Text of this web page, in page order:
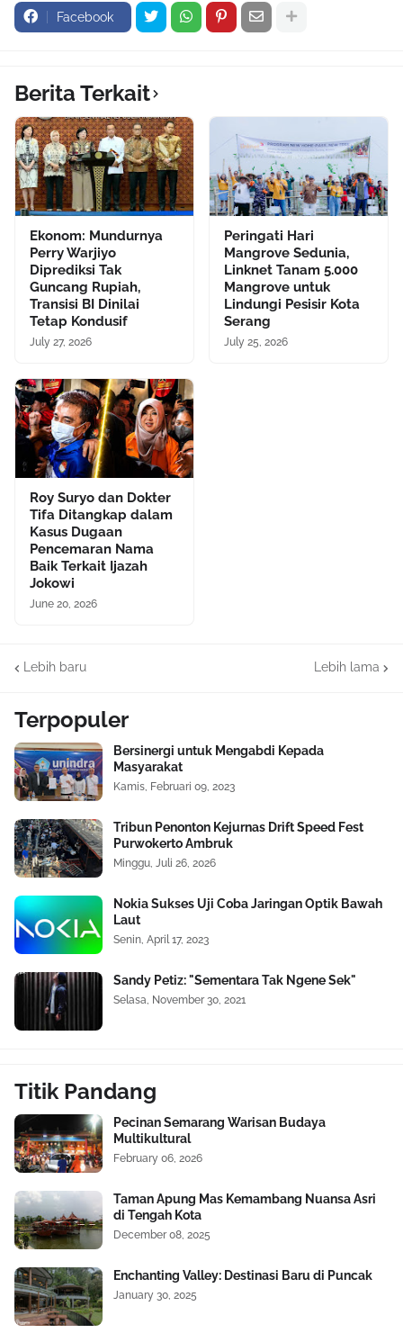
Facebook
Berita Terkait
Ekonom: Mundurnya
Perry Warjiyo
Diprediksi Tak
Guncang Rupiah,
Transisi BI Dinilai
Tetap Kondusif
July 27, 2026
Peringati Hari
Mangrove Sedunia,
Linknet Tanam 5.000
Mangrove untuk
Lindungi Pesisir Kota
Serang
July 25, 2026
Roy Suryo dan Dokter
Tifa Ditangkap dalam
Kasus Dugaan
Pencemaran Nama
Baik Terkait Ijazah
Jokowi
June 20, 2026
Lebih baru Lebih lama
Terpopuler
Bersinergi untuk Mengabdi Kepada
Masyarakat
Kamis, Februari 09, 2023
Tribun Penonton Kejurnas Drift Speed Fest
Purwokerto Ambruk
Minggu, Juli 26, 2026
Nokia Sukses Uji Coba Jaringan Optik Bawah
Laut
Senin, April 17, 2023
Sandy Petiz: "Sementara Tak Ngene Sek"
Selasa, November 30, 2021
Titik Pandang
Pecinan Semarang Warisan Budaya
Multikultural
February 06, 2026
Taman Apung Mas Kemambang Nuansa Asri
di Tengah Kota
December 08, 2025
Enchanting Valley: Destinasi Baru di Puncak
January 30, 2025